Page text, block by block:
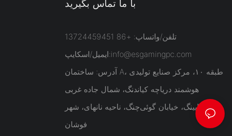
با ما تماس بگیرید
تلفن/واتساپ: +86 13724459451
ایمیل/اسکایپ:info@esgamingpc.com
آدرس: ساختمان A، طبقه ۱۰، مرکز صنایع تولیدی
هوشمند دریاچه کیاندنگ، شمال جاده غربی
ژیاپینگ، خیابان گوئی‌چنگ، ناحیه نانهای، شهر
فوشان